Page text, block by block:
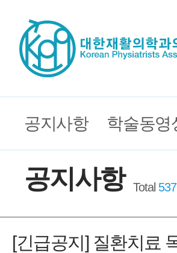
공지사항 학술동영
공지사항 Total 537
[긴급공지] 질환치료